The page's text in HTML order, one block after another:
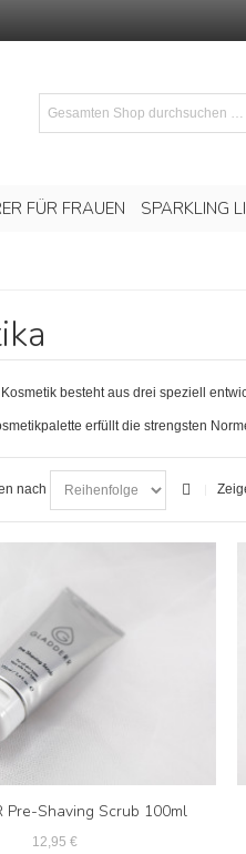
FÜR FRAUEN SPARKLING
besteht aus drei speziell
erfüllt die strengsten
nach
Pre-Shaving Scrub 100ml
12,95 €